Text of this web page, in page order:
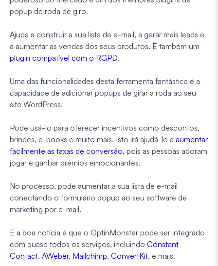
popup de roda de giro.
Ajuda a construir a sua lista de e-mail, a gerar mais leads e
a aumentar as vendas dos seus produtos. É também um
plugin compatível com o RGPD.
Uma das funcionalidades desta ferramenta fantástica é a
capacidade de adicionar popups de girar a roda ao seu
site WordPress.
Pode usá-lo para oferecer incentivos como descontos,
brindes, e-books e muito mais. Isto irá ajudá-lo a aumentar
facilmente as taxas de conversão, pois as pessoas adoram
jogar e ganhar prémios emocionantes.
No processo, pode aumentar a sua lista de e-mail
conectando o formulário popup ao seu software de
marketing por e-mail.
E a boa notícia é que o OptinMonster pode ser integrado
com quase todos os serviços, incluindo Constant
Contact, AWeber, Mailchimp, ConvertKit, e mais.